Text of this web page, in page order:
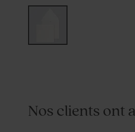
Nos clients ont